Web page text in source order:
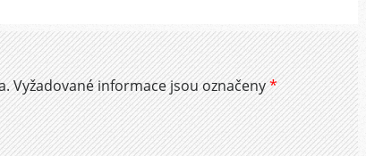
Vyžadované informace jsou označeny*